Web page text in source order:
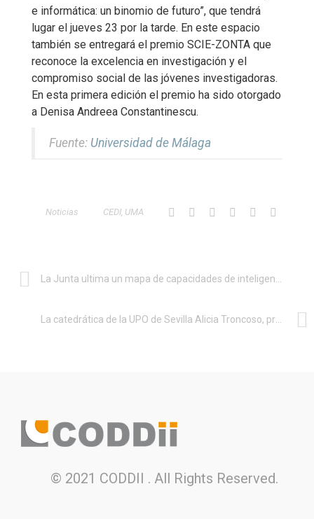
e informática: un binomio de futuro”, que tendrá
lugar el jueves 23 por la tarde. En este espacio
también se entregará el premio SCIE-ZONTA que
reconoce la excelencia en investigación y el
compromiso social de las jóvenes investigadoras.
En esta primera edición el premio ha sido otorgado
a Denisa Andreea Constantinescu.
Fuente: Universidad de Málaga
Noticias CEDI UMA
© 2021 CODDII . All Rights Reserved.